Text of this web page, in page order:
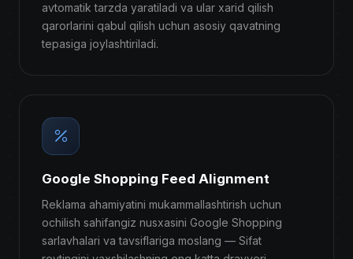
avtomatik tarzda yaratiladi va ular xarid qilish
qarorlarini qabul qilish uchun asosiy qavatning
tepasiga joylashtiriladi.
Google Shopping Feed Alignment
Reklama ahamiyatini mukammallashtirish uchun
ochilish sahifangiz nusxasini Google Shopping
sarlavhalari va tavsiflariga moslang — Sifat